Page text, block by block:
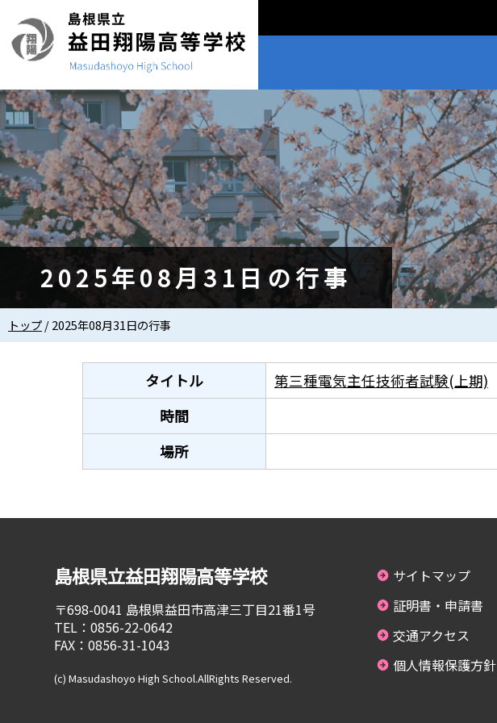
2025年08月31日の行事
現
在
トップ/2025年08月31日の行事
タイトル
第三種電気主任技術者試験(上期)
時間
場所
サイトマップ
証明書・申請書
交通アクセス
個人情報保護方針
島根県立益田翔陽高等学校
〒698-0041 島根県益田市高津三丁目21番1号
TEL：0856-22-0642
FAX：0856-31-1043
(c) Masudashoyo High School.AllRights Reserved.